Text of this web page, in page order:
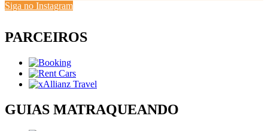
Siga no Instagram
PARCEIROS
GUIAS MATRAQUEANDO